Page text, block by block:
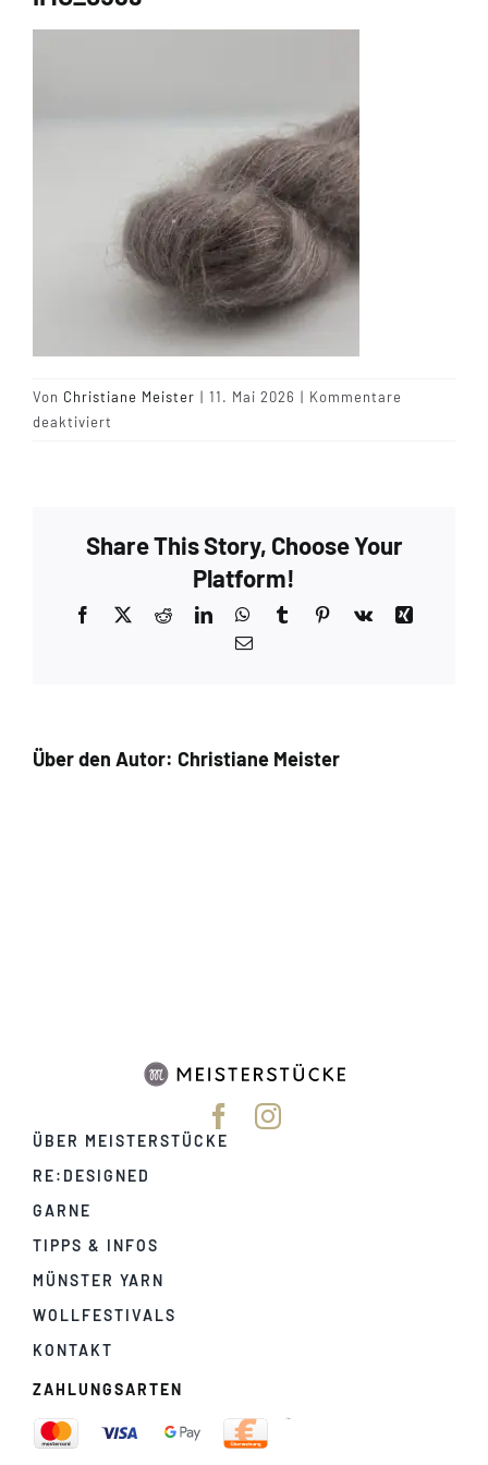
Wollfestivals
Von Christiane Meister | 11. Mai 2026 | Kommentare
deaktiviert
Share This Story, Choose Your
Platform!
Facebook Reddit LinkedInWhatsApp
TumblrPinterest
Vk
E-
Über den Autor: Christiane Meister
ÜBER MEISTERSTÜCKE
RE:DESIGNED
GARNE
TIPPS & INFOS
MÜNSTER YARN
WOLLFESTIVALS
KONTAKT
ZAHLUNGSARTEN